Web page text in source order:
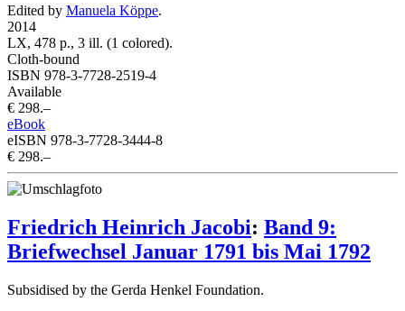
Edited by Manuela Köppe.
2014
LX, 478 p., 3 ill. (1 colored).
Cloth-bound
ISBN 978-3-7728-2519-4
Available
€ 298.–
eBook
eISBN 978-3-7728-3444-8
€ 298.–
Friedrich Heinrich Jacobi: Band 9:
Briefwechsel Januar 1791 bis Mai 1792
Subsidised by the Gerda Henkel Foundation.